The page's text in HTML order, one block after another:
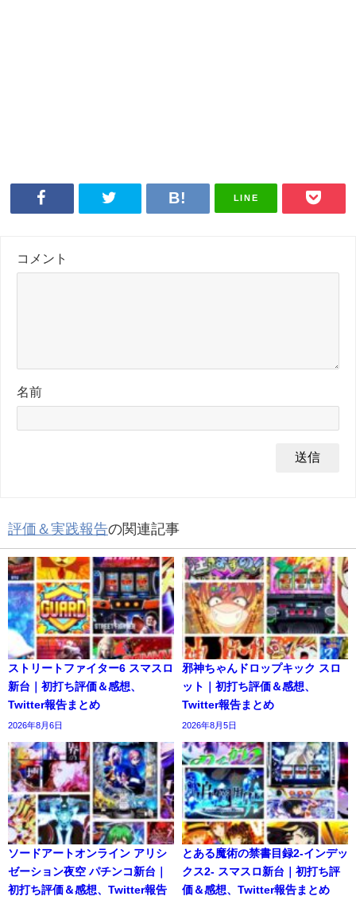
LINE
コメント
名前
評価＆実践報告の関連記事
ストリートファイター6 スマスロ
新台｜初打ち評価＆感想、
Twitter報告まとめ
2026年8月6日
邪神ちゃんドロップキック スロ
ット｜初打ち評価＆感想、
Twitter報告まとめ
2026年8月5日
ソードアートオンライン アリシ
ゼーション夜空 パチンコ新台｜
初打ち評価＆感想、Twitter報告
とある魔術の禁書目録2-インデッ
クス2- スマスロ新台｜初打ち評
価＆感想、Twitter報告まとめ